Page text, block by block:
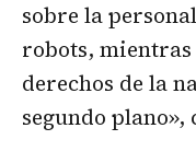
sobre la
robots, mientras
derechos de la
segundo plano»,